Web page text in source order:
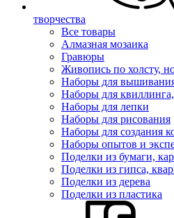
творчества
Все товары
Алмазная мозаика
Гравюры
Живопись по холсту,
Наборы для
Наборы для
Наборы для лепки
Наборы для рисования
Наборы для создания
Наборы опытов и
Поделки из бумаги,
Поделки из гипса,
Поделки из дерева
Поделки из пластика